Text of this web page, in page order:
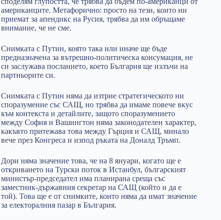
американците. Метафорично: просто на тези, които ни
приемат за апендикс на Русия, трябва да им обръщаме
внимание, че не сме.
Снимката с Путин, която така или иначе ще бъде
предназначена за вътрешно-политическа консумация, не
си заслужава посланието, което България ще излъчи на
партньорите си.
Снимката с Путин няма да изтрие стратегическото ни
споразумение със САЩ, но трябва да имаме повече вкус
към контекста и детайлите, защото споразумението
между София и Вашингтон няма законодателен характер,
какъвто притежава това между Гърция и САЩ, минало
вече през Конгреса и изпод ръката на Доналд Тръмп.
Дори няма значение това, че на 8 януари, когато ще е
откриването на Турски поток в Истанбул, българският
министър-председател има планирана среща със
заместник-държавния секретар на САЩ (който и да е
той). Това ще е от снимките, които няма да имат значение
за електоралния пазар в България.